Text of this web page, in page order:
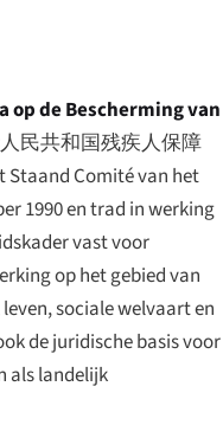
op de Bescherming van
民共和国残疾人保障
Staand Comité van het
1990 en trad in werking
vast voor
op het gebied van
sociale welvaart en
de juridische basis voor
als landelijk